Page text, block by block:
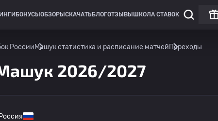
БОНУСЫ ОБЗОРЫ СКАЧАТЬ БЛОГОТЗЫВЫ ШКОЛА СТАВОК
РоссииМашук статистика и расписание матчейПереходы
2026/2027
Россия